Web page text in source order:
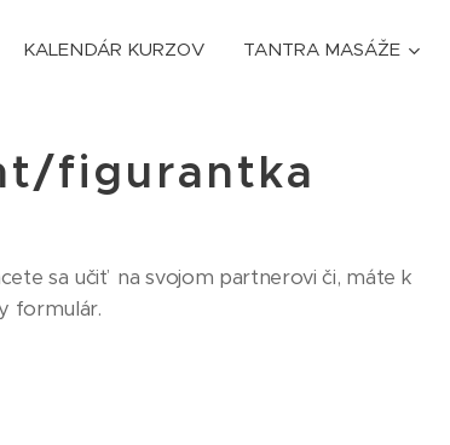
KALENDÁR KURZOV TANTRA MASÁŽE
figurantka
sa učiť na svojom partnerovi či, máte k
formulár.